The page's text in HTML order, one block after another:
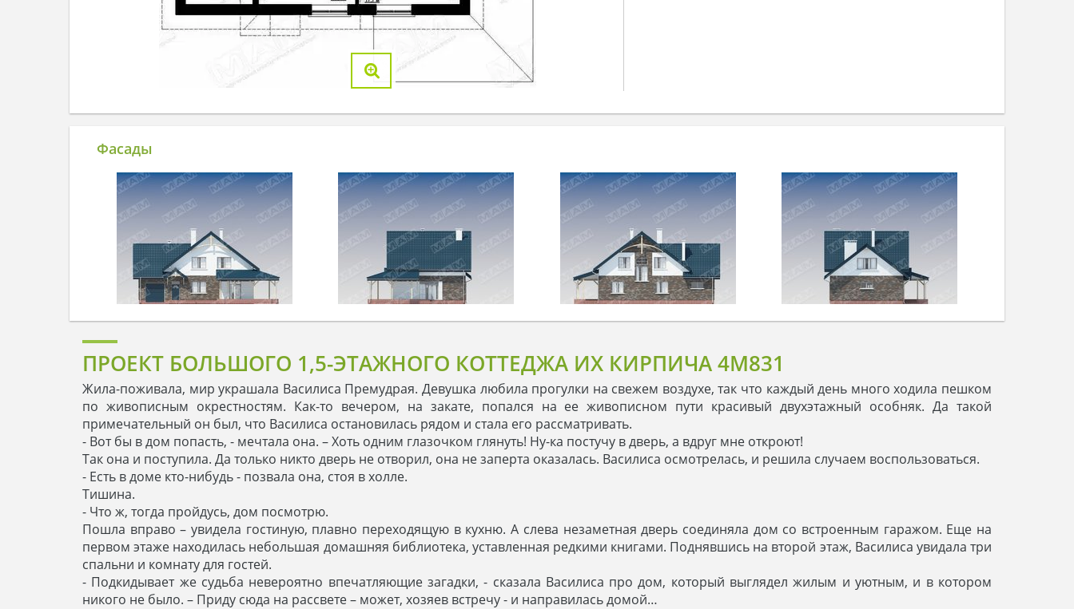
Фасады
ПРОЕКТ БОЛЬШОГО 1,5-ЭТАЖНОГО КОТТЕДЖА ИХ КИРПИЧА 4M831
Жила-поживала, мир украшала Василиса Премудрая. Девушка любила прогулки на свежем воздухе, так что каждый день много ходила пешком
по живописным окрестностям. Как-то вечером, на закате, попался на ее живописном пути красивый двухэтажный особняк. Да такой
примечательный он был, что Василиса остановилась рядом и стала его рассматривать.
- Вот бы в дом попасть, - мечтала она. – Хоть одним глазочком глянуть! Ну-ка постучу в дверь, а вдруг мне откроют!
Так она и поступила. Да только никто дверь не отворил, она не заперта оказалась. Василиса осмотрелась, и решила случаем воспользоваться.
- Есть в доме кто-нибудь - позвала она, стоя в холле.
Тишина.
- Что ж, тогда пройдусь, дом посмотрю.
Пошла вправо – увидела гостиную, плавно переходящую в кухню. А слева незаметная дверь соединяла дом со встроенным гаражом. Еще на
первом этаже находилась небольшая домашняя библиотека, уставленная редкими книгами. Поднявшись на второй этаж, Василиса увидала три
спальни и комнату для гостей.
- Подкидывает же судьба невероятно впечатляющие загадки, - сказала Василиса про дом, который выглядел жилым и уютным, и в котором
никого не было. – Приду сюда на рассвете – может, хозяев встречу - и направилась домой…